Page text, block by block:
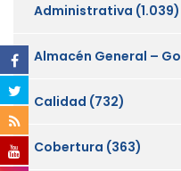
Administrativa (1.039)
Almacén General –
Calidad (732)
Cobertura (363)